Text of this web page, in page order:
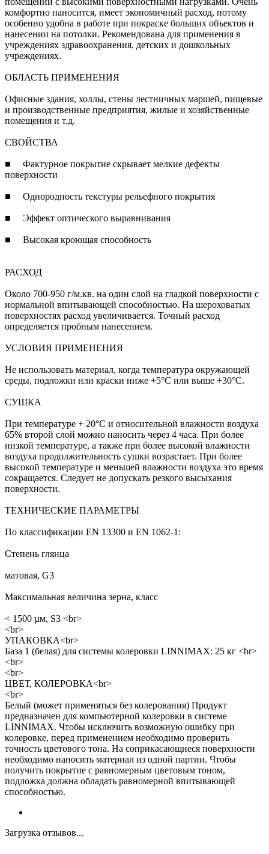
комфортно наносится, имеет экономичный расход, потому
особенно удобна в работе при покраске больших объектов и
нанесении на потолки. Рекомендована для применения в
учреждениях здравоохранения, детских и дошкольных
учреждениях.
ОБЛАСТЬ ПРИМЕНЕНИЯ
Офисные здания, холлы, стены лестничных маршей, пищевые
и производственные предприятия, жилые и хозяйственные
помещения и т.д.
СВОЙСТВА
■ Фактурное покрытие скрывает мелкие дефекты
поверхности
■ Однородность текстуры рельефного покрытия
■ Эффект оптического выравнивания
■ Высокая кроющая способность
РАСХОД
Около 700-950 г/м.кв. на один слой на гладкой поверхности с
нормальной впитывающей способностью. На шероховатых
поверхностях расход увеличивается. Точный расход
определяется пробным нанесением.
УСЛОВИЯ ПРИМЕНЕНИЯ
Не использовать материал, когда температура окружающей
среды, подложки или краски ниже +5°C или выше +30°C.
СУШКА
При температуре + 20°C и относительной влажности воздуха
65% второй слой можно наносить через 4 часа. При более
низкой температуре, а также при более высокой влажности
воздуха продолжительность сушки возрастает. При более
высокой температуре и меньшей влажности воздуха это время
сокращается. Следует не допускать резкого высыхания
поверхности.
ТЕХНИЧЕСКИЕ ПАРАМЕТРЫ
По классификации EN 13300 и EN 1062-1:
Степень глянца
матовая, G3
Максимальная величина зерна, класс
< 1500 µм, S3 <br>
<br>
УПАКОВКА<br>
База 1 (белая) для системы колеровки LINNIMAX: 25 кг <br>
<br>
<br>
ЦВЕТ, КОЛЕРОВКА<br>
<br>
Белый (может применяться без колерования) Продукт
предназначен для компьютерной колеровки в системе
LINNIMAX. Чтобы исключить возможную ошибку при
колеровке, перед применением необходимо проверить
точность цветового тона. На соприкасающиеся поверхности
необходимо наносить материал из одной партии. Чтобы
получить покрытие с равномерным цветовым тоном,
подложка должна обладать равномерной впитывающей
способностью.
Загрузка отзывов...